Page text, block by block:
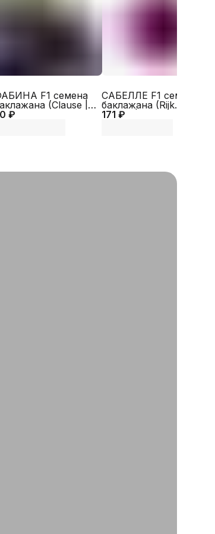
Rijk Zwaan
₽
F1 семена
(Clause |
171 ₽
САБЕЛЛЕ F1 семена
баклажана (Rijk
Zwaan | Alexagro)